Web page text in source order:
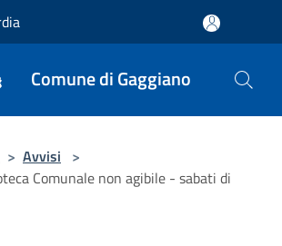
Comune di Gaggiano
> Avvisi >
Comunale non agibile - sabati di